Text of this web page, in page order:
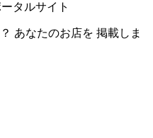
タルサイト
あなたのお店を 掲載しま